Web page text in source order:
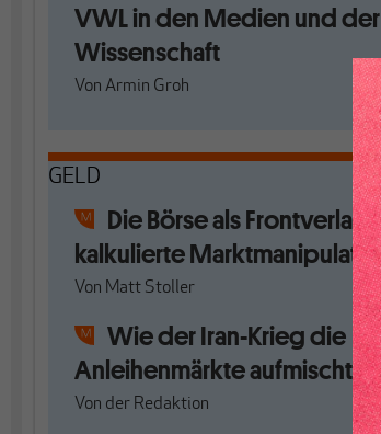
VWL in den Medien und der
Wissenschaft
Von Armin Groh
GELD
Die Börse als
kalkulierte
Von Matt Stoller
Wie der Iran-Krieg die
Anleihenmärkte aufmischt
Von der Redaktion